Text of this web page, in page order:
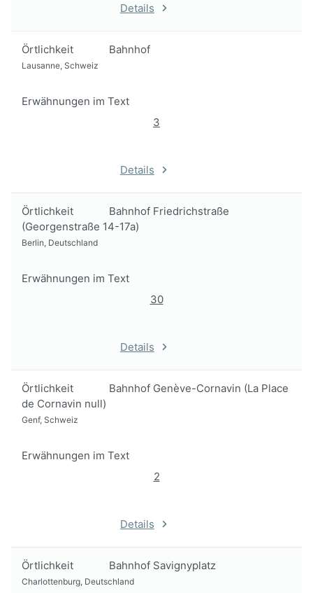
Details
Örtlichkeit Bahnhof
Lausanne, Schweiz
Erwähnungen im Text
3
Details
Örtlichkeit
Bahnhof Friedrichstraße
(Georgenstraße 14-17a)
Berlin, Deutschland
Erwähnungen im Text
30
Details
Örtlichkeit
Bahnhof Genève-Cornavin (La Place
de Cornavin null)
Genf, Schweiz
Erwähnungen im Text
2
Details
Örtlichkeit Bahnhof Savignyplatz
Charlottenburg, Deutschland